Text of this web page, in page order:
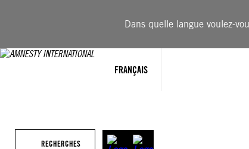
Dans quelle langue voulez-
FRANÇAIS
RECHERCHES